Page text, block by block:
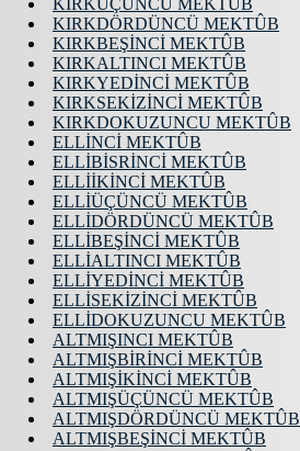
KIRKÜÇÜNCÜ MEKTÛB
KIRKDÖRDÜNCÜ MEKTÛB
KIRKBEŞİNCİ MEKTÛB
KIRKALTINCI MEKTÛB
KIRKYEDİNCİ MEKTÛB
KIRKSEKİZİNCİ MEKTÛB
KIRKDOKUZUNCU MEKTÛB
ELLİNCİ MEKTÛB
ELLİBİSRİNCİ MEKTÛB
ELLİİKİNCİ MEKTÛB
ELLİÜÇÜNCÜ MEKTÛB
ELLİDÖRDÜNCÜ MEKTÛB
ELLİBEŞİNCİ MEKTÛB
ELLİALTINCI MEKTÛB
ELLİYEDİNCİ MEKTÛB
ELLİSEKİZİNCİ MEKTÛB
ELLİDOKUZUNCU MEKTÛB
ALTMIŞINCI MEKTÛB
ALTMIŞBİRİNCİ MEKTÛB
ALTMIŞİKİNCİ MEKTÛB
ALTMIŞÜÇÜNCÜ MEKTÛB
ALTMIŞDÖRDÜNCÜ MEKTÛB
ALTMIŞBEŞİNCİ MEKTÛB